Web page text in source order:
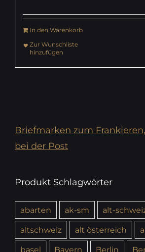
In den Warenkorb
Zur Wunschliste
hinzufügen
Briefmarken zum
bei der Post
Produkt Schlagwörter
abarten ak-sm
alt-
altschweiz
alt österreich
basel
Bayern Berlin